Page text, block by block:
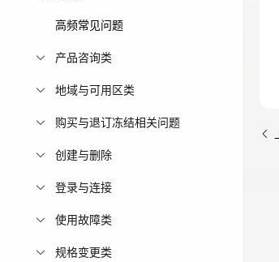
高频常见问题
产品咨询类
地域与可用区类
购买与退订冻结相关问题
创建与删除
登录与连接
使用故障类
规格变更类